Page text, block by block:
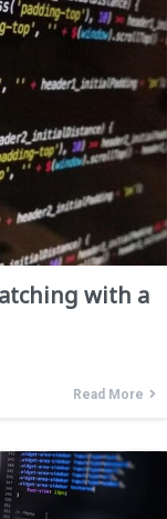
with a
Read More